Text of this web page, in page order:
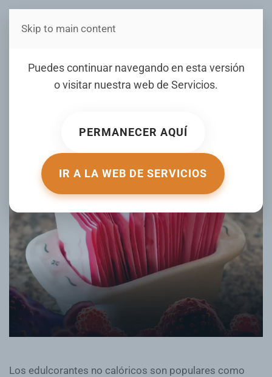
Estás en Telenord Medios
Puedes continuar navegando en esta versión
o visitar nuestra web de Servicios.
PERMANECER AQUÍ
IR A LA WEB DE SERVICIOS
Skip to main content
¿Los edulcorantes no
calóricos pueden causar
ESCRITO POR SALUD180.COM EL 04 SEPTIEMBRE 2024
Los edulcorantes no calóricos son populares como